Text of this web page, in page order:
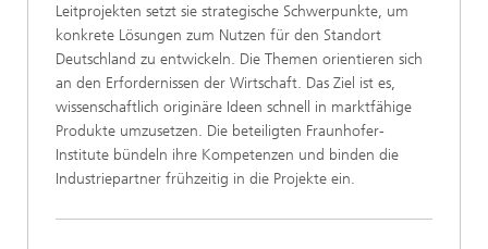
Leitprojekten setzt sie strategische Schwerpunkte, um
konkrete Lösungen zum Nutzen für den Standort
Deutschland zu entwickeln. Die Themen orientieren sich
an den Erfordernissen der Wirtschaft. Das Ziel ist es,
wissenschaftlich originäre Ideen schnell in marktfähige
Produkte umzusetzen. Die beteiligten Fraunhofer-
Institute bündeln ihre Kompetenzen und binden die
Industriepartner frühzeitig in die Projekte ein.